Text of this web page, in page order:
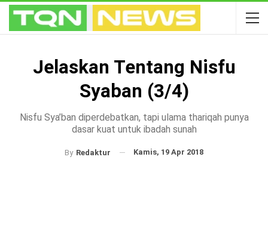
Jelaskan Tentang Nisfu
Syaban (3/4)
Nisfu Sya’ban diperdebatkan, tapi ulama thariqah punya
dasar kuat untuk ibadah sunah
By Redaktur Kamis, 19 Apr 2018